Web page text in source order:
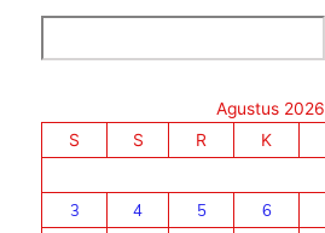
Agustus 2026
S
S R K
3
4 5 6